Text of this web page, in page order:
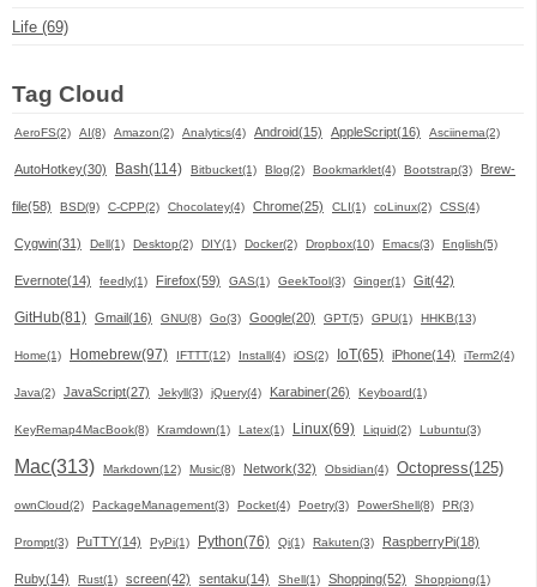
Life (69)
Tag Cloud
AeroFS(2) AI(8) Amazon(2) Analytics(4) Android(15) AppleScript(16) Asciinema(2)
AutoHotkey(30) Bash(114) Bitbucket(1) Blog(2) Bookmarklet(4) Bootstrap(3) Brew-
file(58) BSD(9) C-CPP(2) Chocolatey(4) Chrome(25) CLI(1) coLinux(2) CSS(4)
Cygwin(31) Dell(1) Desktop(2) DIY(1) Docker(2) Dropbox(10) Emacs(3) English(5)
Evernote(14) feedly(1) Firefox(59) GAS(1) GeekTool(3) Ginger(1) Git(42)
GitHub(81) Gmail(16) GNU(8) Go(3) Google(20) GPT(5) GPU(1) HHKB(13)
Home(1) Homebrew(97) IFTTT(12) Install(4) iOS(2) IoT(65) iPhone(14) iTerm2(4)
Java(2) JavaScript(27) Jekyll(3) jQuery(4) Karabiner(26) Keyboard(1)
KeyRemap4MacBook(8) Kramdown(1) Latex(1) Linux(69) Liquid(2) Lubuntu(3)
Mac(313) Markdown(12) Music(8) Network(32) Obsidian(4) Octopress(125)
ownCloud(2) PackageManagement(3) Pocket(4) Poetry(3) PowerShell(8) PR(3)
Prompt(3) PuTTY(14) PyPi(1) Python(76) Qi(1) Rakuten(3) RaspberryPi(18)
Ruby(14) Rust(1) screen(42) sentaku(14) Shell(1) Shopping(52) Shoppiong(1)